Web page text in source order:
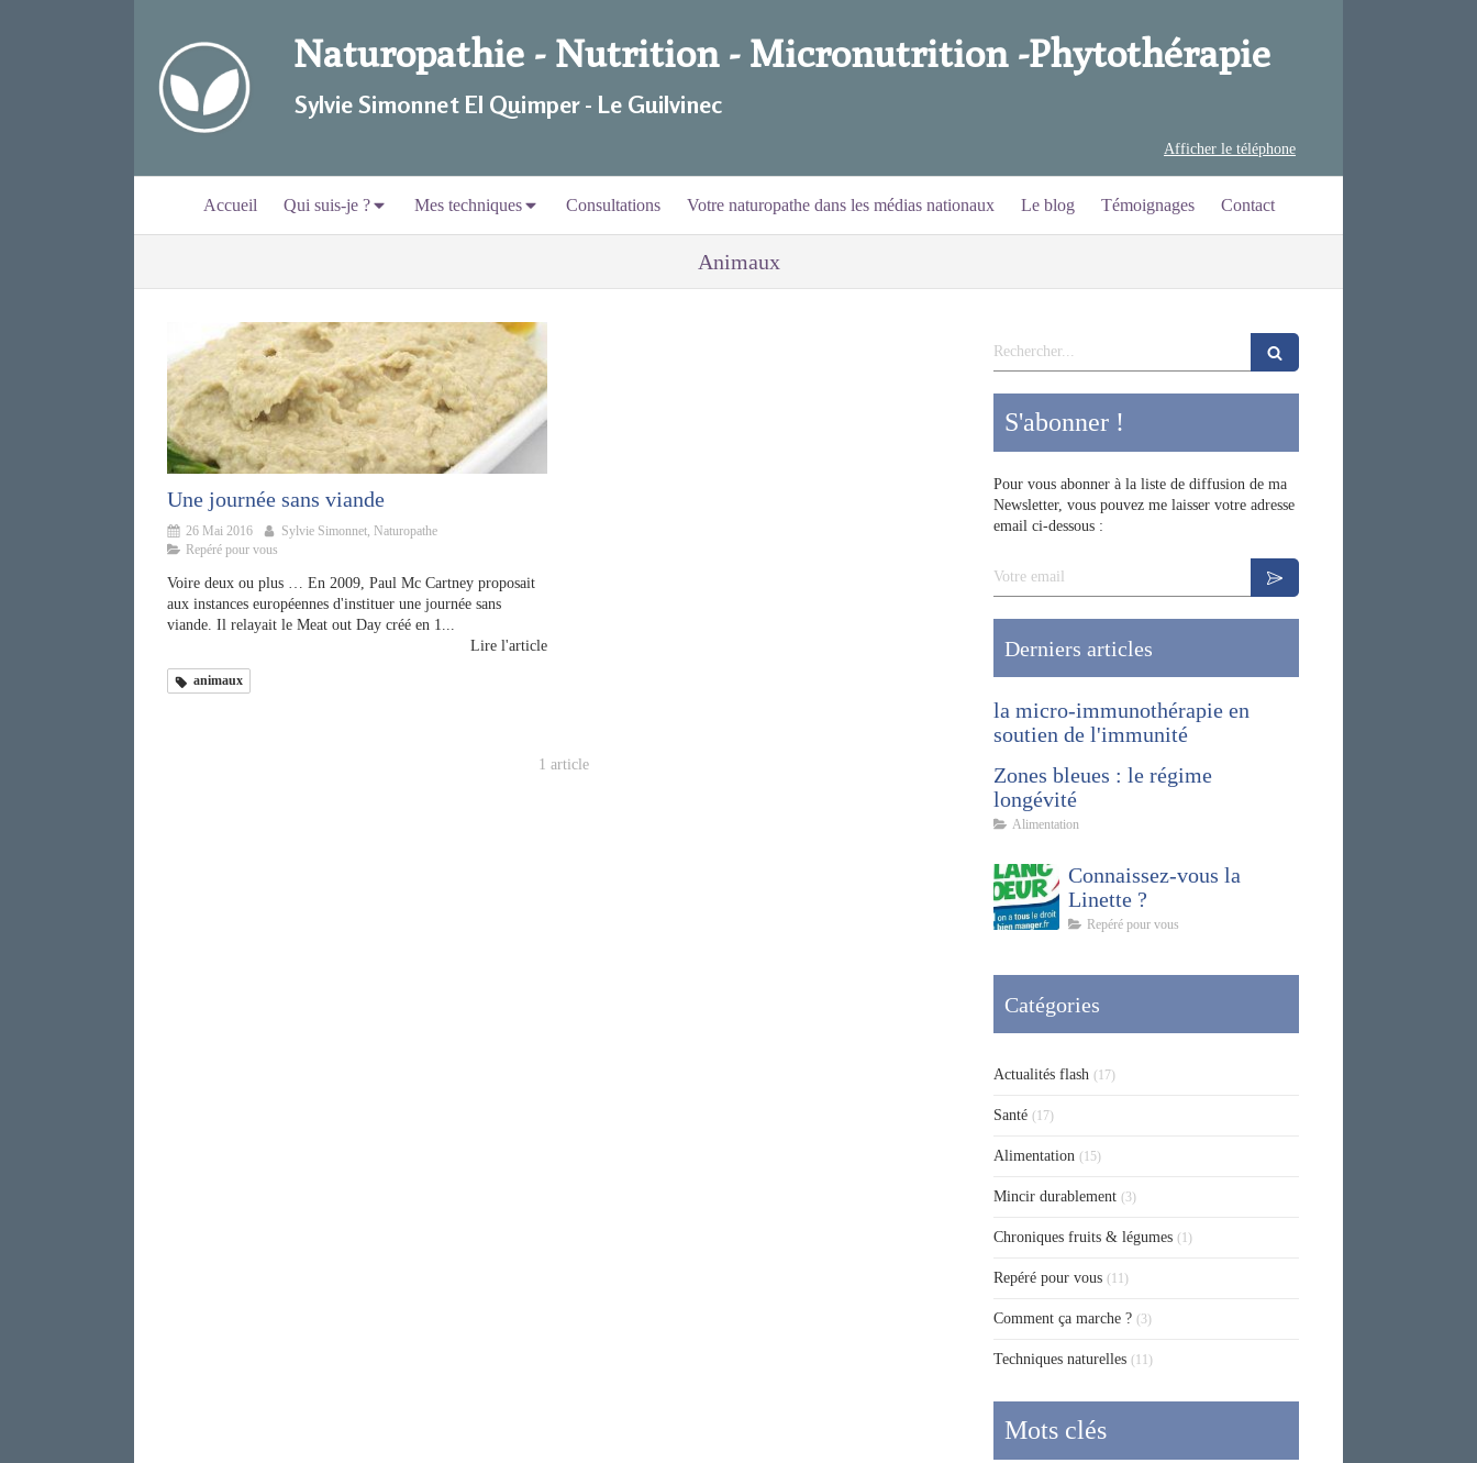
Naturopathie - Nutrition - Micronutrition -Phytothérapie
Sylvie Simonnet EI Quimper - Le Guilvinec
Afficher le téléphone
Accueil Qui suis-je ? Mes techniques Consultations Votre naturopathe dans les médias nationaux Le blog Témoignages Contact
Animaux
Une journée sans viande
26 Mai 2016
Sylvie Simonnet, Naturopathe
Repéré pour vous
Voire deux ou plus … En 2009, Paul Mc Cartney proposait
aux instances européennes d'instituer une journée sans
viande. Il relayait le Meat out Day créé en 1...
Lire l'article
animaux
1 article
Rechercher
S'abonner !
Pour vous abonner à la liste de diffusion de ma
Newsletter, vous pouvez me laisser votre adresse
email ci-dessous :
Votre email
Derniers articles
la micro-immunothérapie en
soutien de l'immunité
Zones bleues : le régime
longévité
Alimentation
Connaissez-vous la
Linette ?
Repéré pour vous
Catégories
Actualités flash (17)
Santé (17)
Alimentation (15)
Mincir durablement (3)
Chroniques fruits & légumes (1)
Repéré pour vous (11)
Comment ça marche ? (3)
Techniques naturelles (11)
Mots clés